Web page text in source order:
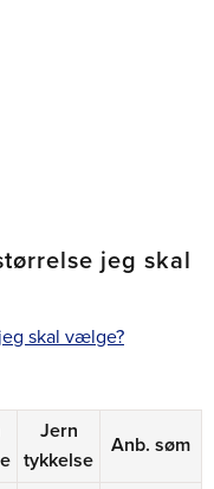
jeg skal
skal vælge?
Jern
tykkelse
Anb. søm